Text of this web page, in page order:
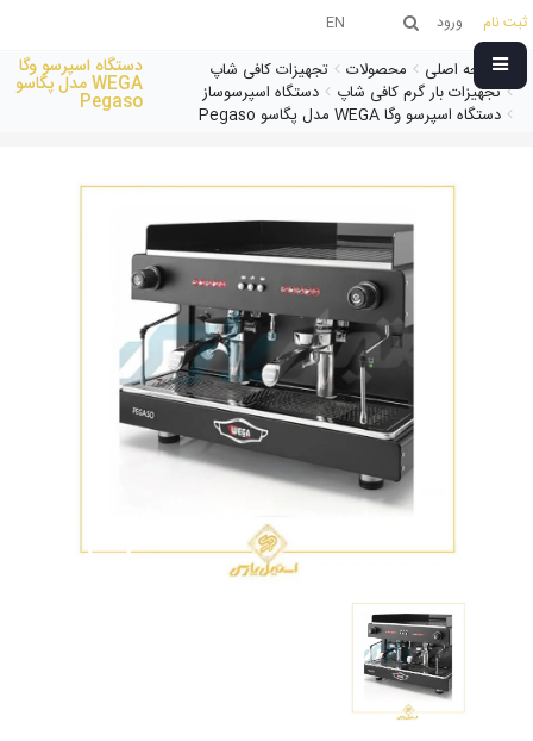
ثبت نام ورود EN
صفحه اصلی محصولات
تجهیزات کافی شاپ
تجهیزات بار گرم کافی شاپ
دستگاه اسپرسوساز
دستگاه اسپرسو وگا WEGA مدل پگاسو Pegaso
دستگاه اسپرسو وگا
WEGA مدل پگاسو
Pegaso